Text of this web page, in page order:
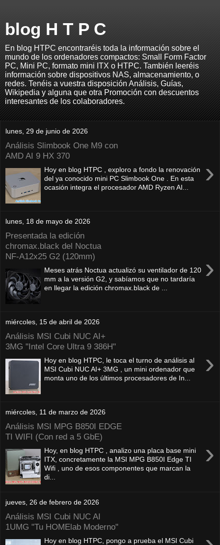
blog H T P C
En blog HTPC encontraréis toda la información sobre el
mundo de los ordenadores compactos: Small Form Factor
PC, Mini PC, formato mini ITX o HTPC. También leeréis
información sobre dispositivos NAS, almacenamiento, o
redes. Tenéis a vuestra disposición Análisis, Guías,
Wikipedia y alguna que otra Promoción con descuentos
interesantes de los colaboradores.
lunes, 29 de junio de 2026
Análisis Slimbook One M9 con
AMD AI 9 HX 370
›
Hoy en blog HTPC , exploro a fondo la renovación
del ya conocido mini PC Slimbook One . En esta
ocasión integra el procesador AMD Ryzen AI...
lunes, 18 de mayo de 2026
Presentada la edición
chromax.black del Noctua
NF‑A12x25 G2 (120mm)
›
Meses atrás Noctua actualizó su ventilador de 120
mm a la versión G2, y sabíamos que no tardaría
en llegar la edición chromax.black de ...
miércoles, 15 de abril de 2026
Análisis MSI Cubi NUC AI+
3MG "Intel Core Ultra 9 386H"
›
Hoy en blog HTPC, le toca el turno de análisis al
MSI Cubi NUC AI+ 3MG , un mini ordenador que
monta uno de los últimos procesadores de In...
miércoles, 11 de marzo de 2026
Análisis MSI MPG B850I EDGE
TI WIFI (Con red a 5 GbE)
›
Hoy, en blog HTPC , analizo una placa base mini
ITX, concretamente la MSI MPG B850I Edge TI
Wifi , uno de esos componentes que marcan la
di...
jueves, 26 de febrero de 2026
Análisis MSI Cubi NUC AI
1UMG "Tu HOMElab Moderno"
Hoy en blog HTPC, pongo a prueba el MSI Cubi